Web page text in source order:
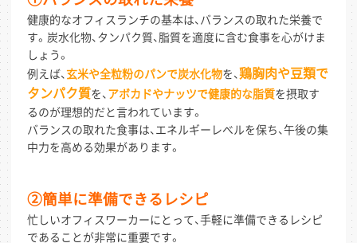
健康的なオフィスランチの基本は、バランスの取れた栄養で
す。炭水化物、タンパク質、脂質を適度に含む食事を心がけま
しょう。
例えば、玄米や全粒粉のパンで炭水化物を、鶏胸肉や豆類で
タンパク質を、アボカドやナッツで健康的な脂質を摂取す
るのが理想的だと言われています。
バランスの取れた食事は、エネルギーレベルを保ち、午後の集
中力を高める効果があります。
②簡単に準備できるレシピ
忙しいオフィスワーカーにとって、手軽に準備できるレシピ
であることが非常に重要です。